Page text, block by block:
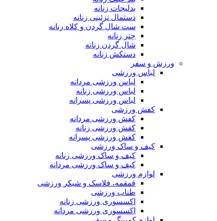
بدلیجات زنانه
دستمال تزئینی زنانه
ست شال گردن و کلاه زنانه
چتر زنانه
شال گردن زنانه
دستکش زنانه
ورزش و سفر
لباس ورزشی
لباس ورزشی مردانه
لباس ورزشی زنانه
لباس ورزشی پسرانه
کفش ورزشی
کفش ورزشی مردانه
کفش ورزشی زنانه
کفش ورزشی پسرانه
کیف و ساک ورزشی
کیف و ساک ورزشی زنانه
کیف و ساک ورزشی مردانه
لوازم ورزشی
قمقمه، فلاسک و شیکر ورزشی
طناب ورزشی
اکسسوری ورزشی زنانه
اکسسوری ورزشی مردانه